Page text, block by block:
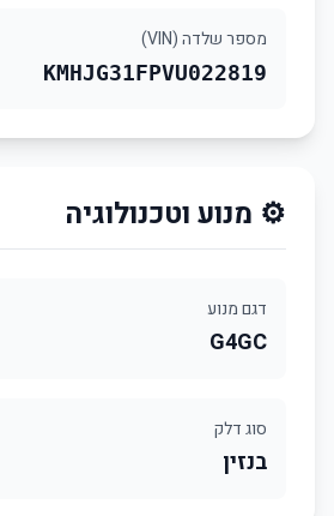
מספר שלדה (VIN)
KMHJG31FPVU022819
⚙️ מנוע וטכנולוגיה
דגם מנוע
G4GC
סוג דלק
בנזין